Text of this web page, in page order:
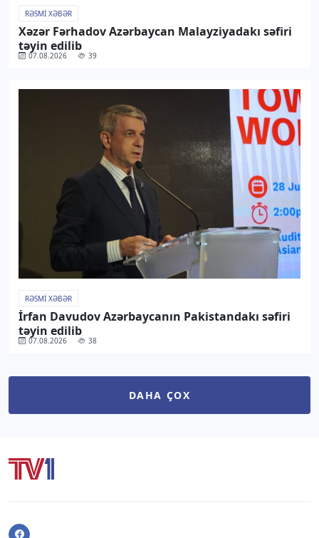
RƏSMI XƏBƏR
Xəzər Fərhadov Azərbaycan Malayziyadakı səfiri
təyin edilib
07.08.2026 39
RƏSMI XƏBƏR
İrfan Davudov Azərbaycanın Pakistandakı səfiri
təyin edilib
07.08.2026 38
DAHA ÇOX